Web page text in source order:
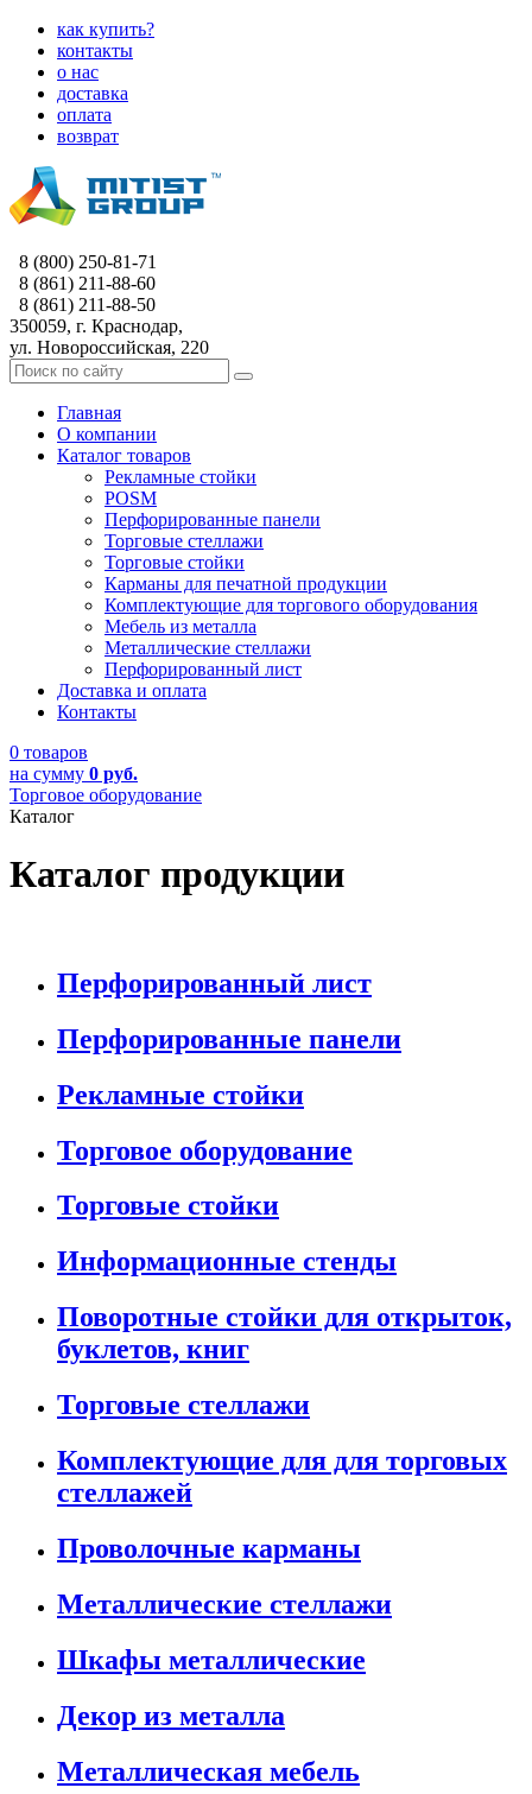
как купить?
контакты
о нас
доставка
оплата
возврат
8 (800) 250-81-71
8 (861) 211-88-60
8 (861) 211-88-50
350059, г. Краснодар,
ул. Новороссийская, 220
Главная
О компании
Каталог товаров
Рекламные стойки
POSM
Перфорированные панели
Торговые стеллажи
Торговые стойки
Карманы для печатной продукции
Комплектующие для торгового оборудования
Мебель из металла
Металлические стеллажи
Перфорированный лист
Доставка и оплата
Контакты
0 товаров
на сумму 0 руб.
Торговое оборудование
Каталог
Каталог продукции
Перфорированный лист
Перфорированные панели
Рекламные стойки
Торговое оборудование
Торговые стойки
Информационные стенды
Поворотные стойки для открыток,
буклетов, книг
Торговые стеллажи
Комплектующие для для торговых
стеллажей
Проволочные карманы
Металлические стеллажи
Шкафы металлические
Декор из металла
Металлическая мебель